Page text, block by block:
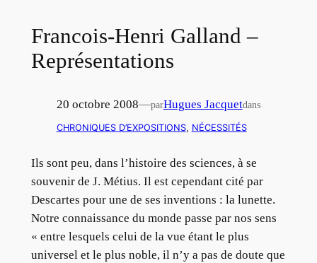
Francois-Henri Galland –
Représentations
20 octobre 2008—parHugues Jacquetdans
CHRONIQUES D’EXPOSITIONS, NÉCESSITÉS
Ils sont peu, dans l’histoire des sciences, à se
souvenir de J. Métius. Il est cependant cité par
Descartes pour une de ses inventions : la lunette.
Notre connaissance du monde passe par nos sens
« entre lesquels celui de la vue étant le plus
universel et le plus noble, il n’y a pas de doute que